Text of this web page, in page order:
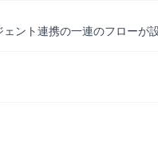
ント連携の一連のフローが